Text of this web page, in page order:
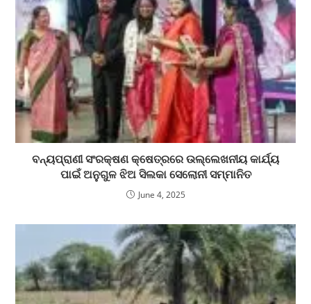
ବନ୍ୟପ୍ରାଣୀ ସଂରକ୍ଷଣ କ୍ଷେତ୍ରରେ ଉଲ୍ଲେଖନୀୟ କାର୍ଯ୍ୟ
ପାଇଁ ଅନୁଗୁଳ ଝିଅ ସିଲକା ସେଲୋନୀ ସମ୍ମାନିତ
June 4, 2025